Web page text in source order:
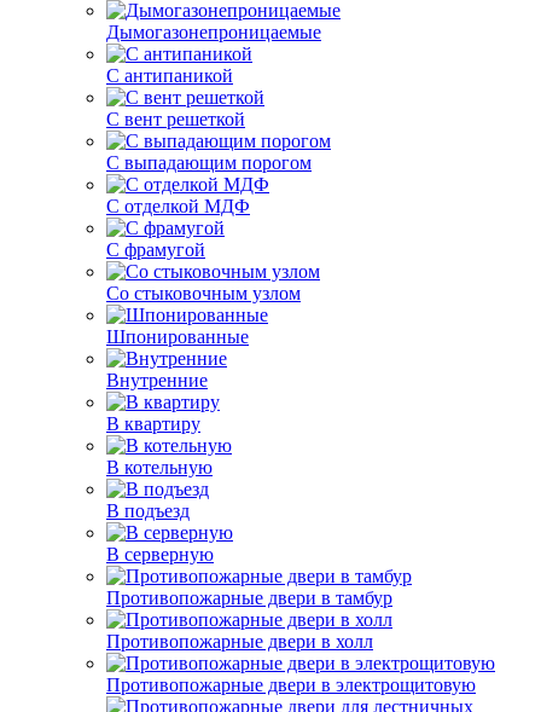
Дымогазонепроницаемые
С антипаникой
С вент решеткой
С выпадающим порогом
С отделкой МДФ
С фрамугой
Со стыковочным узлом
Шпонированные
Внутренние
В квартиру
В котельную
В подъезд
В серверную
Противопожарные двери в тамбур
Противопожарные двери в холл
Противопожарные двери в электрощитовую